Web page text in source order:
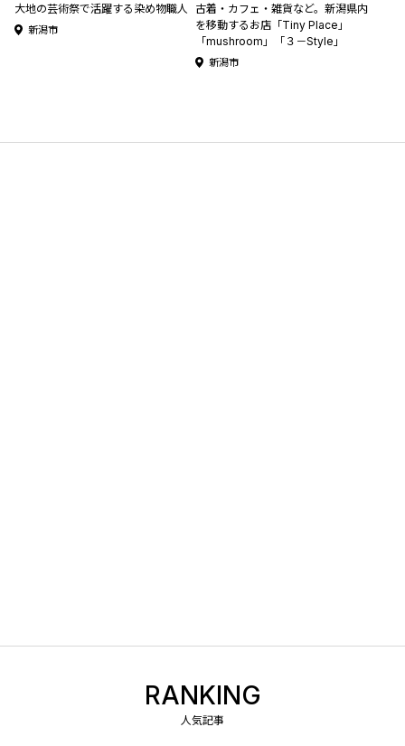
大地の芸術祭で活躍する染め物職人
新潟市
古着・カフェ・雑貨など。新潟県内
を移動するお店「Tiny Place」
「mushroom」「３－Style」
新潟市
RANKING
人気記事